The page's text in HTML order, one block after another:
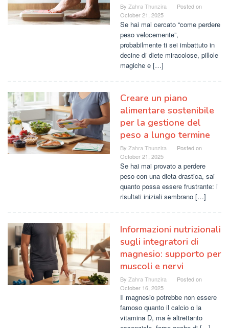
By Zahra Thunzira
Posted on
October 21, 2025
Se hai mai cercato “come perdere
peso velocemente”,
probabilmente ti sei imbattuto in
decine di diete miracolose, pillole
magiche e […]
Creare un piano
alimentare sostenibile
per la gestione del
peso a lungo termine
By Zahra Thunzira
Posted on
October 21, 2025
Se hai mai provato a perdere
peso con una dieta drastica, sai
quanto possa essere frustrante: i
risultati iniziali sembrano […]
Informazioni nutrizionali
sugli integratori di
magnesio: supporto per
muscoli e nervi
By Zahra Thunzira
Posted on
October 16, 2025
Il magnesio potrebbe non essere
famoso quanto il calcio o la
vitamina D, ma è altrettanto